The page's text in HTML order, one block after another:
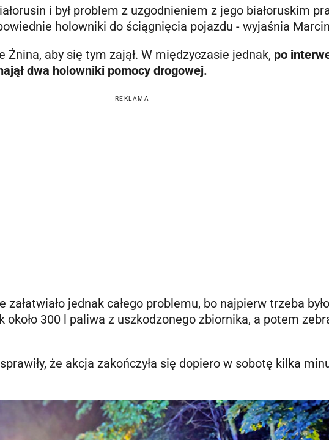
i był problem z uzgodnieniem z jego białoruskim
holowniki do ściągnięcia pojazdu - wyjaśnia
Żnina, aby się tym zajął. W międzyczasie jednak, po
dwa holowniki pomocy drogowej.
REKLAMA
jednak całego problemu, bo najpierw trzeba było
około 300 l paliwa z uszkodzonego zbiornika, a potem
że akcja zakończyła się dopiero w sobotę kilka